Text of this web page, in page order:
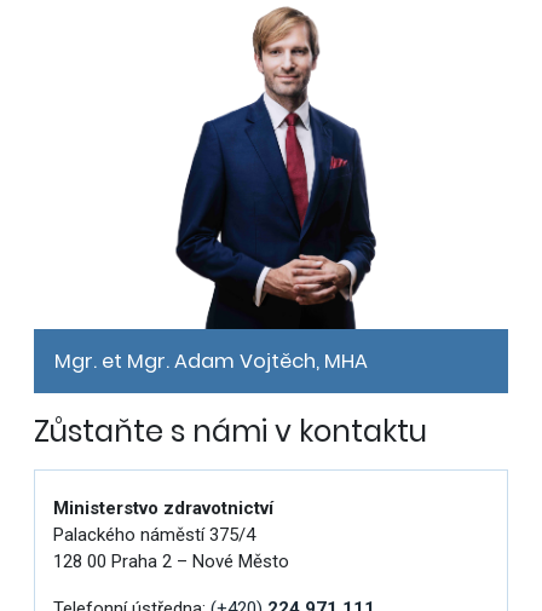
Mgr. et Mgr. Adam Vojtěch, MHA
Zůstaňte s námi v kontaktu
Ministerstvo zdravotnictví
Palackého náměstí 375/4
128 00 Praha 2 – Nové Město